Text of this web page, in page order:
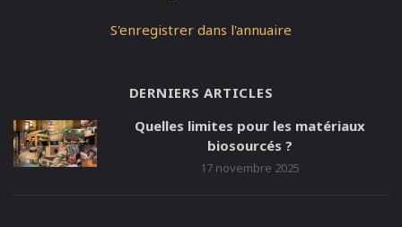
S'enregistrer dans l'annuaire
DERNIERS ARTICLES
Quelles limites pour les matériaux
biosourcés ?
17 novembre 2025